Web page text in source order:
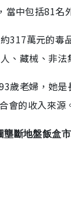
中包括81名
317萬元的
、藏械、非
歲老婦，她
會的收入來源
斷地盤飯盒